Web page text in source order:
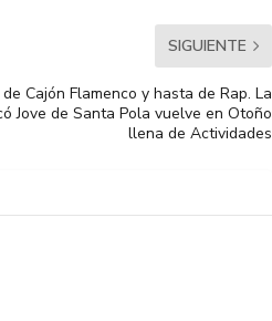
SIGUIENTE
Cajón Flamenco y hasta de Rap. La
Jove de Santa Pola vuelve en Otoño
llena de Actividades